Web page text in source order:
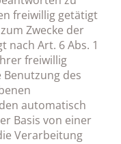
freiwillig getätigt
Zwecke der
nach Art. 6 Abs. 1
freiwillig
des
automatisch
Basis von einer
Verarbeitung